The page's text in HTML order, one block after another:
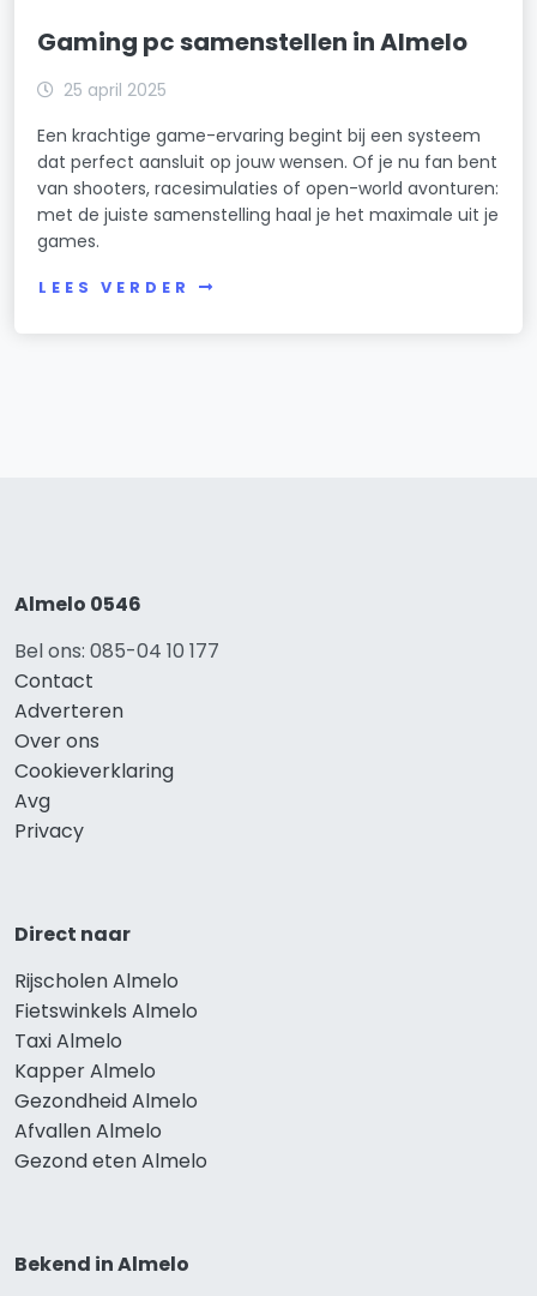
Gaming pc samenstellen in Almelo
25 april 2025
Een krachtige game-ervaring begint bij een systeem
dat perfect aansluit op jouw wensen. Of je nu fan bent
van shooters, racesimulaties of open-world avonturen:
met de juiste samenstelling haal je het maximale uit je
games.
LEES VERDER
Almelo 0546
Bel ons: 085-04 10 177
Contact
Adverteren
Over ons
Cookieverklaring
Avg
Privacy
Direct naar
Rijscholen Almelo
Fietswinkels Almelo
Taxi Almelo
Kapper Almelo
Gezondheid Almelo
Afvallen Almelo
Gezond eten Almelo
Bekend in Almelo